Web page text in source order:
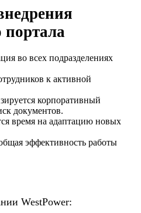
портала
во всех подразделениях
к активной
корпоративный
документов.
время на адаптацию новых
эффективность работы
WestPower: